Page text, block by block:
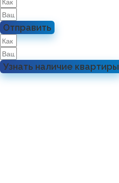
Отправить
Узнать наличие квартиры